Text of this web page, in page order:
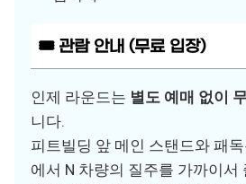
🎟️ 관람 안내 (무료 입장)
인제 라운드는 별도 예매 없이
니다.
피트빌딩 앞 메인 스탠드와 패
에서 N 차량의 질주를 가까이서